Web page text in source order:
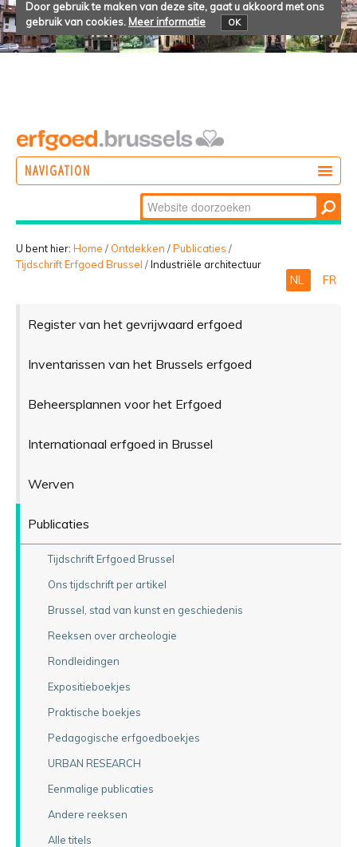
Door gebruik te maken van deze site, gaat u akkoord met ons
gebruik van cookies. Meer informatie OK
NAVIGATION
BELEVEN
Zoek
Geavanceerd
zoeken...
U bent hier: Home / Ontdekken /Publicaties /
Tijdschrift Erfgoed Brussel /Industriële architectuur
NL FR
Register van het gevrijwaard erfgoed
Inventarissen van het Brussels erfgoed
Beheersplannen voor het Erfgoed
Internationaal erfgoed in Brussel
Werven
Publicaties
Tijdschrift Erfgoed Brussel
Ons tijdschrift per artikel
Brussel, stad van kunst en geschiedenis
Reeksen over archeologie
Rondleidingen
Expositieboekjes
Praktische boekjes
Pedagogische erfgoedboekjes
URBAN RESEARCH
Eenmalige publicaties
Andere reeksen
Alle titels